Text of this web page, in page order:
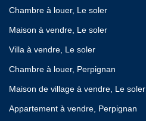
Chambre à louer, Le soler
Maison à vendre, Le soler
Villa à vendre, Le soler
Chambre à louer, Perpignan
Maison de village à vendre, Le soler
Appartement à vendre, Perpignan